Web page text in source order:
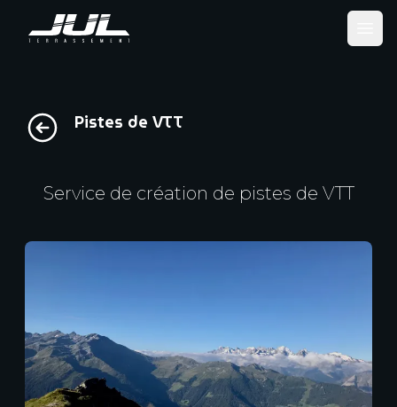
Pistes de VTT
Service de création de pistes de VTT